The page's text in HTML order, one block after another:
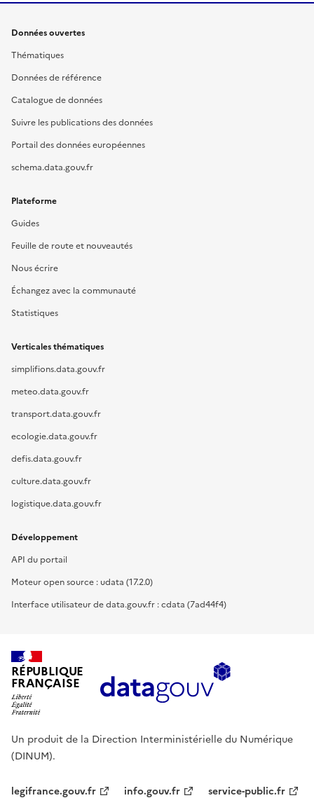
Données ouvertes
Thématiques
Données de référence
Catalogue de données
Suivre les publications des données
Portail des données européennes
schema.data.gouv.fr
Plateforme
Guides
Feuille de route et nouveautés
Nous écrire
Échangez avec la communauté
Statistiques
Verticales thématiques
simplifions.data.gouv.fr
meteo.data.gouv.fr
transport.data.gouv.fr
ecologie.data.gouv.fr
defis.data.gouv.fr
culture.data.gouv.fr
logistique.data.gouv.fr
Développement
API du portail
Moteur open source : udata (17.2.0)
Interface utilisateur de data.gouv.fr : cdata (7ad44f4)
RÉPUBLIQUE
FRANÇAISE
Un produit de la Direction Interministérielle du Numérique
(DINUM).
legifrance.gouv.fr info.gouv.fr service-public.fr